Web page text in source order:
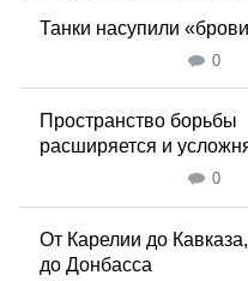
Танки насупили
0
Пространство борьбы
расширяется и
0
От Карелии до
до Донбасса